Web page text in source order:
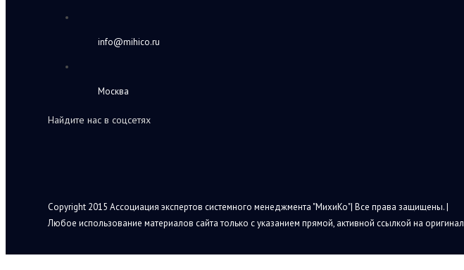
info@mihico.ru
Москва
Найдите нас в соцсетях
Copyright 2015 Ассоциация экспертов системного менеджмента "МихиКо"| Все права защищены. |
Любое использование материалов сайта только с указанием прямой, активной ссылкой на оригинал